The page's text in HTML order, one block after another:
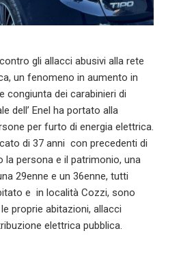
gli allacci abusivi alla rete
un fenomeno in aumento in
congiunta dei carabinieri di
dell’ Enel ha portato alla
per furto di energia elettrica.
di 37 anni con precedenti di
la persona e il patrimonio, una
29enne e un 36enne, tutti
e in località Cozzi, sono
proprie abitazioni, allacci
elettrica pubblica.